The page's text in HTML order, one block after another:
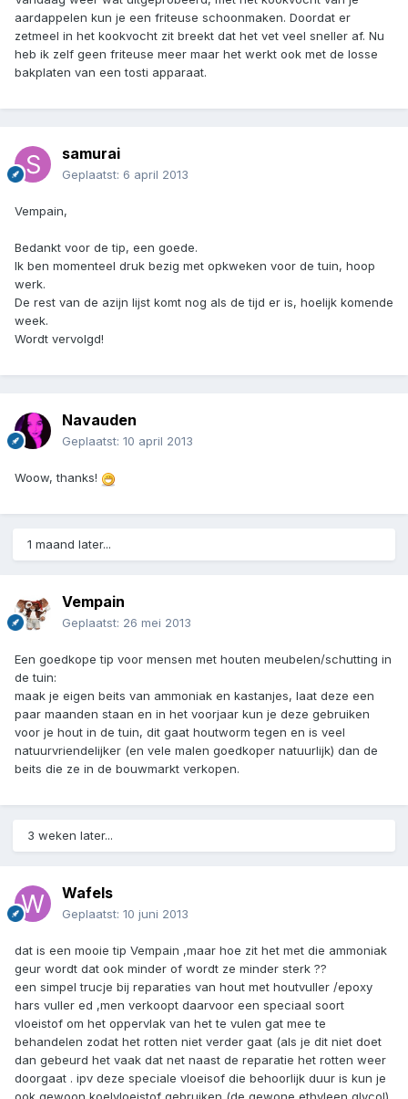
aardappelen kun je een friteuse schoonmaken. Doordat er
zetmeel in het kookvocht zit breekt dat het vet veel sneller af. Nu
heb ik zelf geen friteuse meer maar het werkt ook met de losse
bakplaten van een tosti apparaat.
samurai
Geplaatst: 6 april 2013
Vempain,
Bedankt voor de tip, een goede.
Ik ben momenteel druk bezig met opkweken voor de tuin, hoop
werk.
De rest van de azijn lijst komt nog als de tijd er is, hoelijk komende
week.
Wordt vervolgd!
Navauden
Geplaatst: 10 april 2013
Woow, thanks!
1 maand later...
Vempain
Geplaatst: 26 mei 2013
Een goedkope tip voor mensen met houten meubelen/schutting in
de tuin:
maak je eigen beits van ammoniak en kastanjes, laat deze een
paar maanden staan en in het voorjaar kun je deze gebruiken
voor je hout in de tuin, dit gaat houtworm tegen en is veel
natuurvriendelijker (en vele malen goedkoper natuurlijk) dan de
beits die ze in de bouwmarkt verkopen.
3 weken later...
Wafels
Geplaatst: 10 juni 2013
dat is een mooie tip Vempain ,maar hoe zit het met die ammoniak
geur wordt dat ook minder of wordt ze minder sterk ??
een simpel trucje bij reparaties van hout met houtvuller /epoxy
hars vuller ed ,men verkoopt daarvoor een speciaal soort
vloeistof om het oppervlak van het te vulen gat mee te
behandelen zodat het rotten niet verder gaat (als je dit niet doet
dan gebeurd het vaak dat net naast de reparatie het rotten weer
doorgaat . ipv deze speciale vloeisof die behoorlijk duur is kun je